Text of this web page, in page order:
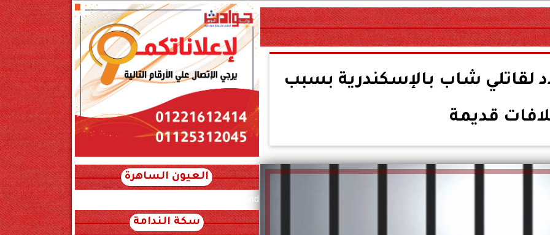
لقاتلي شاب بالإسكندرية بسبب
قديمة
العيون الساهرة
xml_json/rss/~12.xml x0n not found
سكة الندامة